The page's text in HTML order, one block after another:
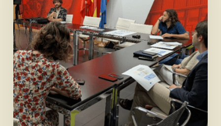
través
de
los
talleres
de
codiseño
con
las
administraciones